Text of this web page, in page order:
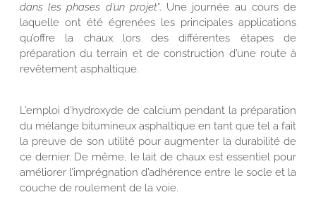
dans les phases d’un projet”. Une journée au cours de
laquelle ont été égrenées les principales applications
qu’offre la chaux lors des différentes étapes de
préparation du terrain et de construction d’une route à
revêtement asphaltique.
L’emploi d’hydroxyde de calcium pendant la préparation
du mélange bitumineux asphaltique en tant que tel a fait
la preuve de son utilité pour augmenter la durabilité de
ce dernier. De même, le lait de chaux est essentiel pour
améliorer l’imprégnation d’adhérence entre le socle et la
couche de roulement de la voie.